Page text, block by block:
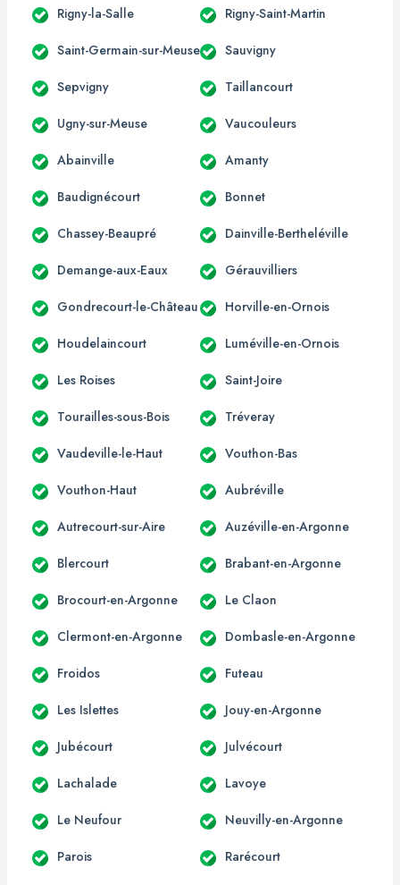
Rigny-la-Salle Rigny-Saint-Martin
Saint-Germain-sur-Meuse Sauvigny
Sepvigny Taillancourt
Ugny-sur-Meuse Vaucouleurs
Abainville Amanty
Baudignécourt Bonnet
Chassey-Beaupré Dainville-Bertheléville
Demange-aux-Eaux Gérauvilliers
Gondrecourt-le-Château Horville-en-Ornois
Houdelaincourt Luméville-en-Ornois
Les Roises Saint-Joire
Tourailles-sous-Bois Tréveray
Vaudeville-le-Haut Vouthon-Bas
Vouthon-Haut Aubréville
Autrecourt-sur-Aire Auzéville-en-Argonne
Blercourt Brabant-en-Argonne
Brocourt-en-Argonne Le Claon
Clermont-en-Argonne Dombasle-en-Argonne
Froidos Futeau
Les Islettes Jouy-en-Argonne
Jubécourt Julvécourt
Lachalade Lavoye
Le Neufour Neuvilly-en-Argonne
Parois Rarécourt